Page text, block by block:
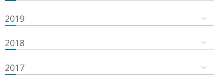
2019
2018
2017